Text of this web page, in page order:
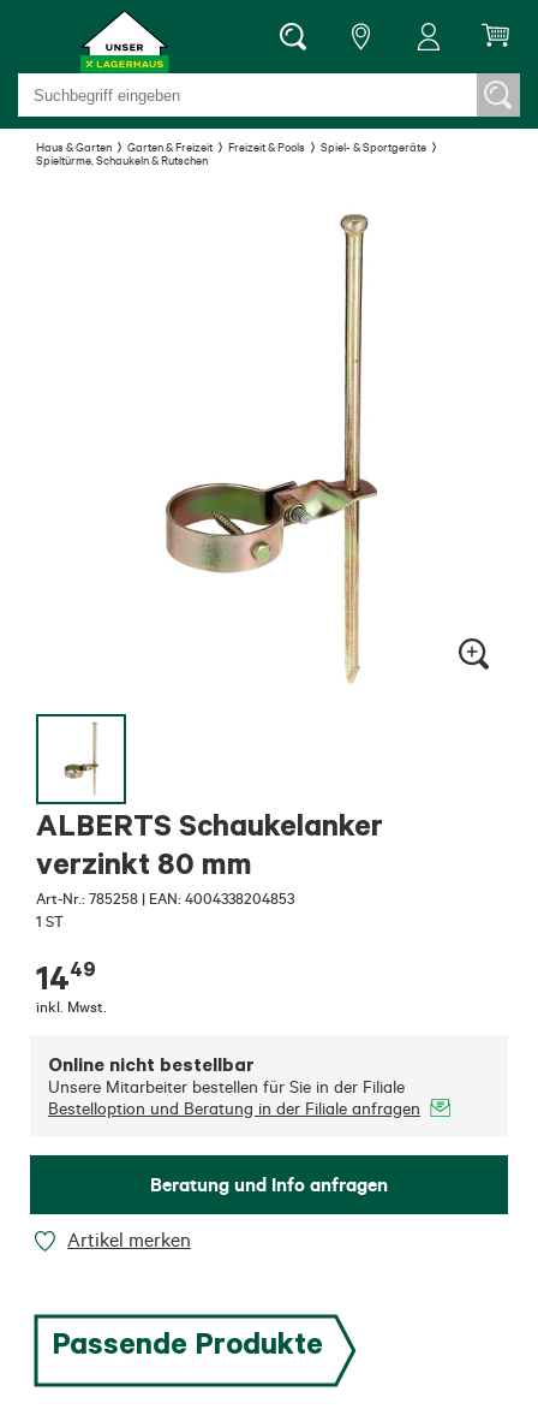
Haus & Garten Garten & Freizeit Freizeit & Pools
Spiel- & Sportgeräte
Spieltürme, Schaukeln & Rutschen
ALBERTS Schaukelanker
verzinkt 80 mm
Art-Nr.: 785258 | EAN: 4004338204853
1 ST
1449
inkl. Mwst.
Online nicht bestellbar
Unsere Mitarbeiter bestellen für Sie in der Filiale
Bestelloption und Beratung in der Filiale anfragen
Beratung und Info anfragen
Artikel merken
Passende Produkte